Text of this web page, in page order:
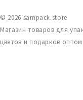
© 2026 sampack.store
Магазин товаров для
цветов и подарков